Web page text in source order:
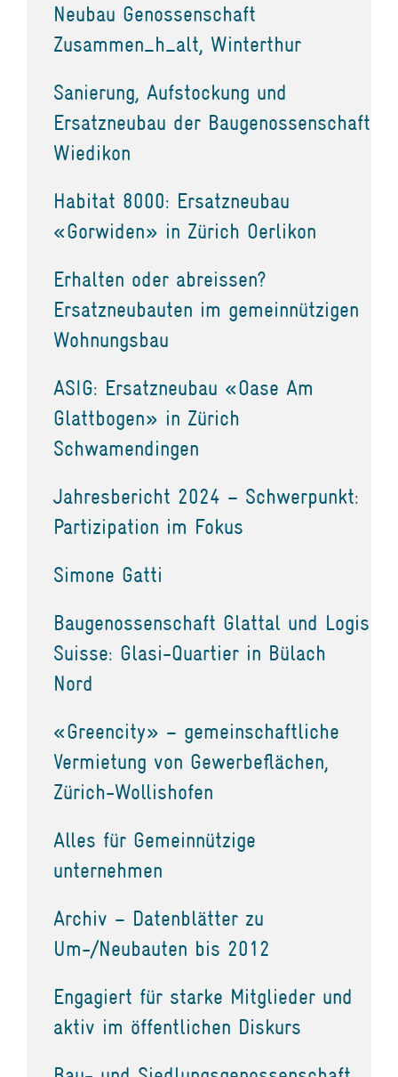
Neubau Genossenschaft
Zusammen_h_alt, Winterthur
Sanierung, Aufstockung und
Ersatzneubau der Baugenossenschaft
Wiedikon
Habitat 8000: Ersatzneubau
«Gorwiden» in Zürich Oerlikon
Erhalten oder abreissen?
Ersatzneubauten im gemeinnützigen
Wohnungsbau
ASIG: Ersatzneubau «Oase Am
Glattbogen» in Zürich
Schwamendingen
Jahresbericht 2024 – Schwerpunkt:
Partizipation im Fokus
Simone Gatti
Baugenossenschaft Glattal und Logis
Suisse: Glasi-Quartier in Bülach
Nord
«Greencity» – gemeinschaftliche
Vermietung von Gewerbeflächen,
Zürich-Wollishofen
Alles für Gemeinnützige
unternehmen
Archiv – Datenblätter zu
Um-/Neubauten bis 2012
Engagiert für starke Mitglieder und
aktiv im öffentlichen Diskurs